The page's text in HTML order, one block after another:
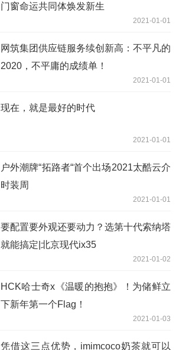
门窗命运共同体焕发新生
2021-01-01
网筑集团供应链服务续创新高：不平凡的
2020，不平庸的成绩单！
2021-01-01
现在，就是最好的时代
2021-01-01
户外潮牌“拓路者“首个出场2021太酷云介
时装周
2021-01-01
要配置要外观还要动力？选第十代索纳塔
就能搞定|北京现代ix35
2021-01-02
HCK哈士奇x《温暖的抱抱》！为储鲜立
下新年第一个Flag！
2021-01-03
凭借这三点优势，imimcoco奶茶就可以